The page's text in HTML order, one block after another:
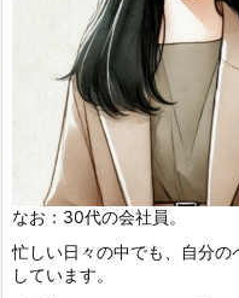
なお：30代の会社員。
忙しい日々の中でも、自分
しています。